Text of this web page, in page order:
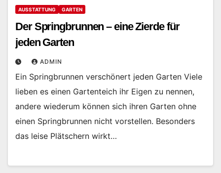
AUSSTATTUNG GARTEN
Der Springbrunnen – eine Zierde für
jeden Garten
ADMIN
Ein Springbrunnen verschönert jeden Garten Viele
lieben es einen Gartenteich ihr Eigen zu nennen,
andere wiederum können sich ihren Garten ohne
einen Springbrunnen nicht vorstellen. Besonders
das leise Plätschern wirkt…